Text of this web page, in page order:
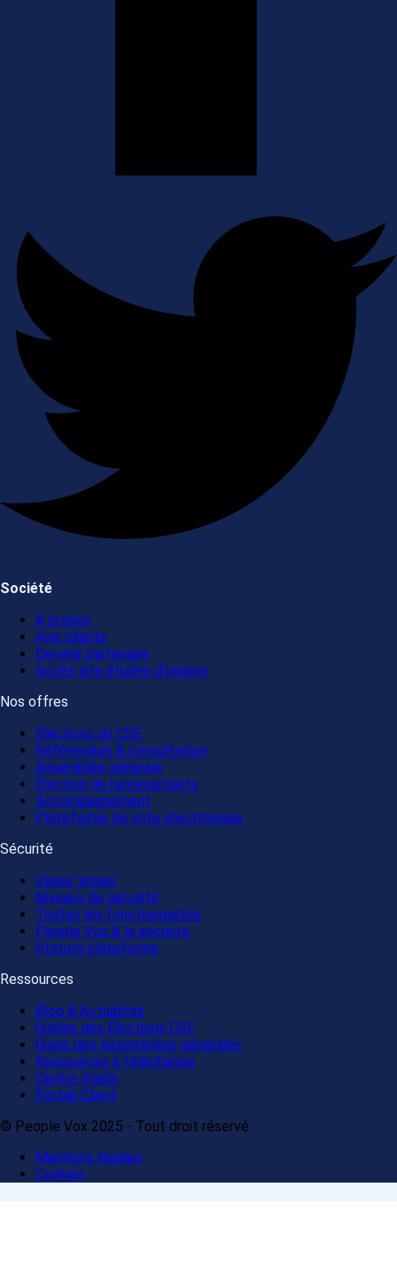
Société
À propos
Avis clients
Devenir partenaire
Accès site études d'opinion
Nos offres
Élections du CSE
Référendum & consultation
Assemblée générale
Élection de représentants
Accompagnement
Plateforme de vote électronique
Sécurité
Valeur légale
Niveaux de sécurité
Toutes les fonctionnalités
People Vox & la sécurité
Statuts plateforme
Ressources
Blog & Actualités
Guides des Élections CSE
Guide des Assemblées générales
Ressources à télécharger
Centre d'aide
Portail Client
© People Vox 2025 - Tout droit réservé
Mentions légales
Cookies